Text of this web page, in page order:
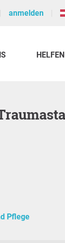
anmelden
HELFEN
Pflege